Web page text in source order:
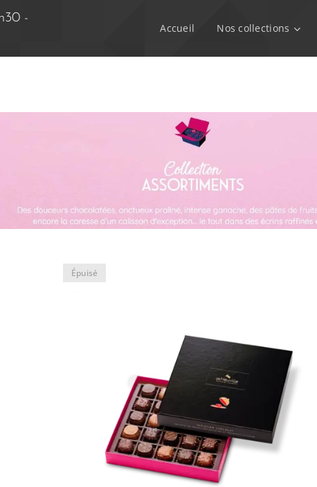
-
Accueil Nos collections
Épuisé